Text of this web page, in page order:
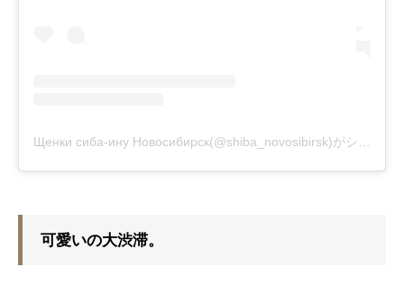
Щенки сиба-ину Новосибирск(@shiba_novosibirsk)がシェアした投稿
可愛いの大渋滞。